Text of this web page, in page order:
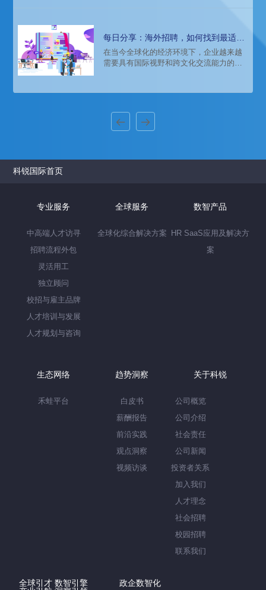
其足迹遍及发达及新兴市场，出海阶段也
在不断深化……在这一进程中，科锐有幸
见证并陪伴了众多药企在海外开疆拓土，
发展壮大。
每日分享：海外招聘，如何找到最适合
的海外人才
在当今全球化的经济环境下，企业越来越
需要具有国际视野和跨文化交流能力的人
人才并非易事，需要企业在招聘过程中采
如何找到最适合的海外人才，包括确定招
聘需求、选择招聘渠道、评估候选人、进
科锐国际首页
专业服务
中高端人才访寻
招聘流程外包
灵活用工
独立顾问
校招与雇主品牌
人才培训与发展
人才规划与咨询
全球服务
全球化综合解决方案
数智产品
HR SaaS应用及解决方
案
生态网络
禾蛙平台
趋势洞察
白皮书
薪酬报告
前沿实践
观点洞察
视频访谈
关于科锐
公司概览
公司介绍
社会责任
公司新闻
投资者关系
加入我们
人才理念
社会招聘
校园招聘
联系我们
全球引才 数智引擎
政企数智化